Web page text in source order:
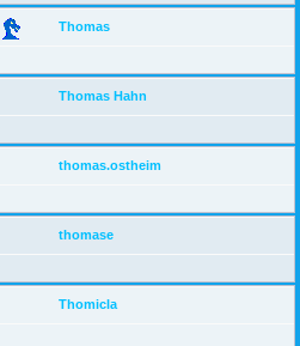
Thomas
Thomas Hahn
thomas.ostheim
thomase
Thomicla